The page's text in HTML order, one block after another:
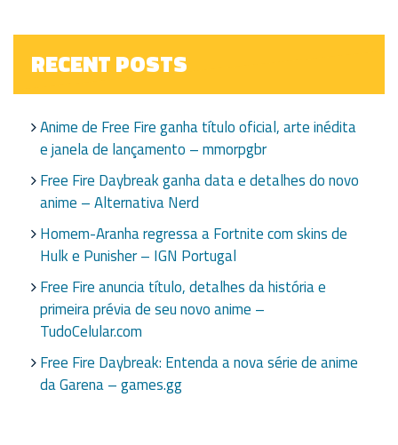
RECENT POSTS
Anime de Free Fire ganha título oficial, arte inédita
e janela de lançamento – mmorpgbr
Free Fire Daybreak ganha data e detalhes do novo
anime – Alternativa Nerd
Homem-Aranha regressa a Fortnite com skins de
Hulk e Punisher – IGN Portugal
Free Fire anuncia título, detalhes da história e
primeira prévia de seu novo anime –
TudoCelular.com
Free Fire Daybreak: Entenda a nova série de anime
da Garena – games.gg